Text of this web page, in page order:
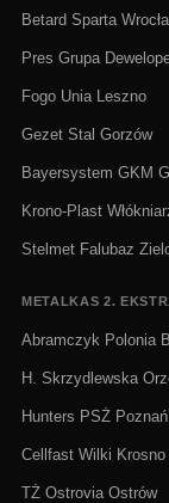
Betard Sparta
Pres Grupa
Fogo Unia Leszno
Gezet Stal Gorzów
Bayersystem GKM
Krono-Plast
Stelmet Falubaz
METALKAS 2.
Abramczyk Polonia
H. Skrzydlewska
Hunters PSŻ Poznań
Cellfast Wilki Krosno
TŻ Ostrovia Ostrów